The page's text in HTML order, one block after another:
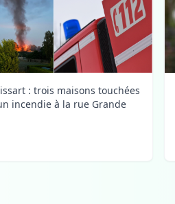
: trois maisons touchées
incendie à la rue Grande